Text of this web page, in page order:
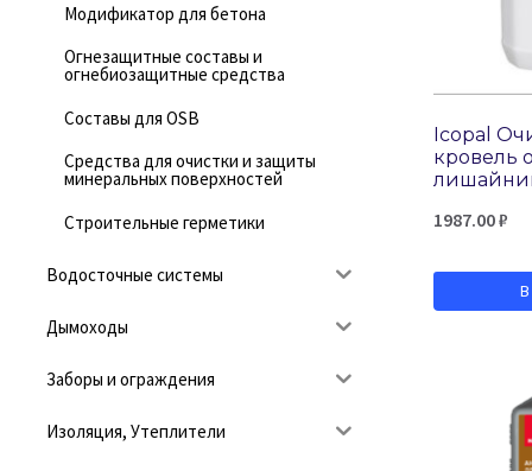
Icopal
кровель
1987.00₽
Модификатор для бетона
Огнезащитные составы и
огнебиозащитные средства
Составы для OSB
Средства для очистки и защиты
минеральных поверхностей
Строительные герметики
Водосточные системы
Дымоходы
Заборы и ограждения
Изоляция, Утеплители